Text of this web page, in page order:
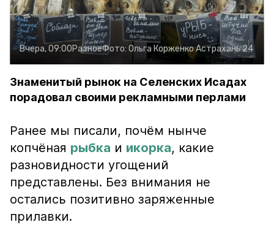
Вчера, 09:00РазноеФото: Ольга КорженкоАстрахань 24
Знаменитый рынок на Селенских Исадах
порадовал своими рекламными перлами
Ранее мы писали, почём нынче
копчёная рыбка и икорка, какие
разновидности угощений
представлены. Без внимания не
остались позитивно заряженные
прилавки.